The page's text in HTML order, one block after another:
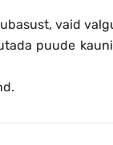
vaid
puude